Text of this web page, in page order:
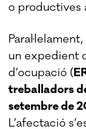
o productives
un expedient
d’ocupació (
treballadors
setembre de
L’afectació